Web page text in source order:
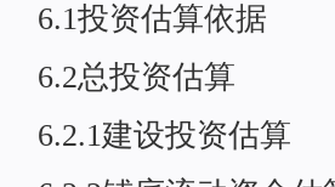
6.1投资估算依据
6.2总投资估算
6.2.1建设投资估算